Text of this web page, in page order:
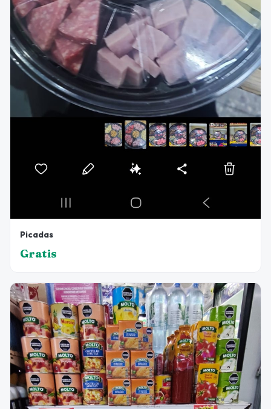
Picadas
Gratis